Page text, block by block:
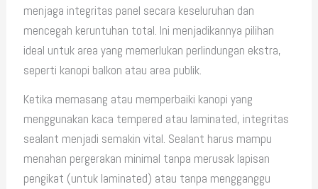
menjaga integritas panel secara keseluruhan dan
mencegah keruntuhan total. Ini menjadikannya pilihan
ideal untuk area yang memerlukan perlindungan ekstra,
seperti kanopi balkon atau area publik.
Ketika memasang atau memperbaiki kanopi yang
menggunakan kaca tempered atau laminated, integritas
sealant menjadi semakin vital. Sealant harus mampu
menahan pergerakan minimal tanpa merusak lapisan
pengikat (untuk laminated) atau tanpa mengganggu